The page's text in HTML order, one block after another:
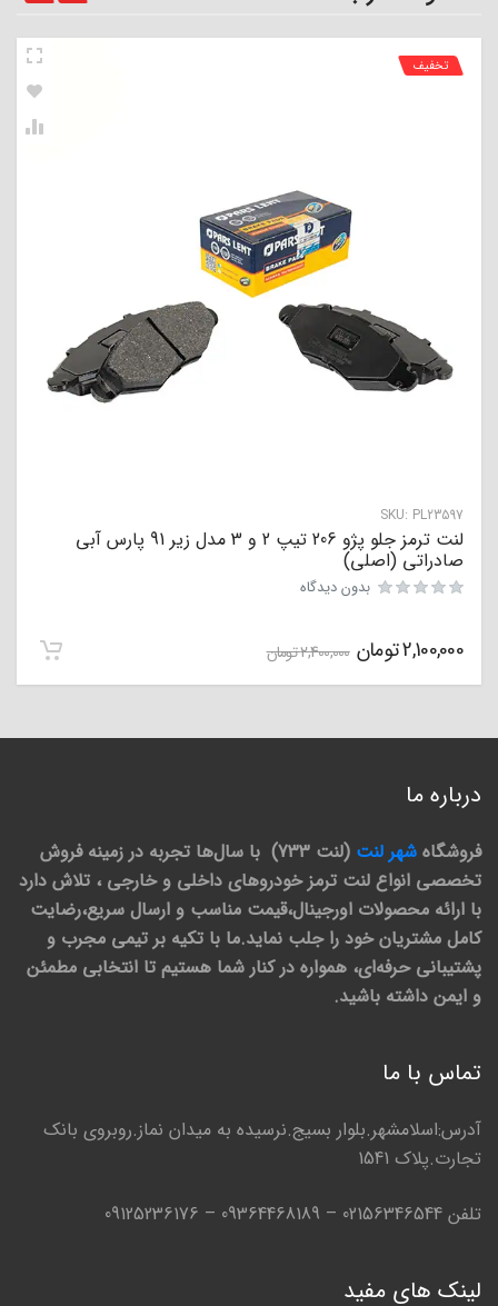
SKU: PL23597
تخفیف
لنت ترمز جلو پژو 206 تیپ 2 و 3 مدل زیر 91 پارس آبی
صادراتی (اصلی)
بدون دیدگاه
2,100,000تومان 2,400,000تومان
درباره ما
فروشگاه شهر لنت
(لنت 733) با سال‌ها تجربه در زمینه فروش
تخصصی انواع لنت ترمز خودروهای داخلی و خارجی ، تلاش دارد
با ارائه محصولات اورجینال،قیمت مناسب و ارسال سریع،رضایت
کامل مشتریان خود را جلب نماید.ما با تکیه بر تیمی مجرب و
پشتیبانی حرفه‌ای، همواره در کنار شما هستیم تا انتخابی مطمئن
و ایمن داشته باشید.
تماس با ما
آدرس:اسلامشهر.بلوار بسیج.نرسیده به میدان نماز.روبروی بانک
تجارت.پلاک 1541
تلفن 02156346544 – 09364468189 – 09125236176
لینک های مفید